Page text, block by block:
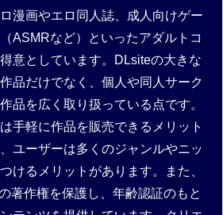
漫画やエロ同人誌、成人向けゲー
ASMRなど）といったアダルトコ
意としています。DLsiteの大きな
品だけでなく、個人や同人サーク
品を広く取り扱っている点です。
手軽に作品を販売できるメリット
ユーザーは多くのジャンルやニッ
けるメリットがあります。また、
著作権を保護し、年齢認証のもと